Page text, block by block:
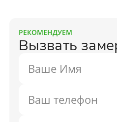
РЕКОМЕНДУЕМ
Вызвать